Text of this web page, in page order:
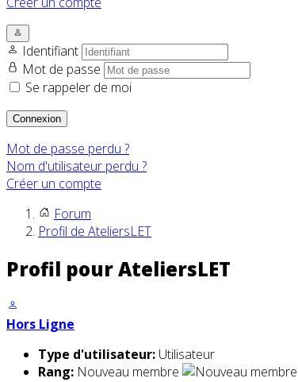
Identifiant
Mot de passe
Se rappeler de moi
Connexion
Mot de passe perdu ?
Nom d'utilisateur perdu ?
Créer un compte
Forum
Profil de AteliersLET
Profil pour AteliersLET
Hors Ligne
Type d'utilisateur: Utilisateur
Rang: Nouveau membre